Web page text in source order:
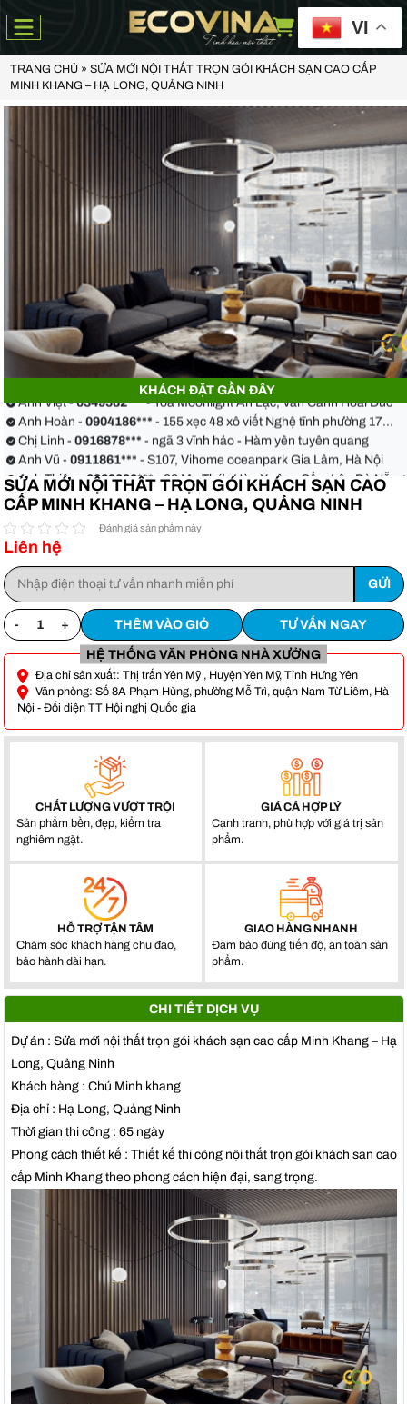
VI
TRANG CHỦ» SỬA MỚI NỘI THẤT TRỌN GÓI KHÁCH SẠN CAO CẤP
MINH KHANG – HẠ LONG, QUẢNG NINH
KHÁCH ĐẶT GẦN ĐÂY
Anh Thiện -0929090***- 23 Mẹ Thứ - Hòa Xuân - Cẩm Lệ - Đà Nẵng
0988068***- 56 Nguyễn Khang, Cầu Giấy
0349582***- Toà Moonlight An Lạc, Vân Canh Hoài Đức
Anh Hoàn -
- 155 xẹc 48 xô viết Nghệ tĩnh phường 17
quận Bình Thạnh
- ngã 3 vĩnh hảo - Hàm yên tuyên quang
Anh Vũ -
- S107, Vihome oceanpark Gia Lâm, Hà Nội
- 23 Mẹ Thứ - Hòa Xuân - Cẩm Lệ - Đà Nẵng
Chị Hoa -0988068***- 56 Nguyễn Khang, Cầu Giấy
Anh Việt -0349582***- Toà Moonlight An Lạc, Vân Canh Hoài Đức
Anh Hoàn - 0904186***- 155 xẹc 48 xô viết Nghệ tĩnh phường 17
quận Bình Thạnh
Chị Linh -
Anh Vũ -0911861***- S107, Vihome oceanpark Gia Lâm, Hà Nội
SỬA MỚI NỘI THẤT TRỌN GÓI KHÁCH SẠN CAO
CẤP MINH KHANG – HẠ LONG, QUẢNG NINH
Đánh giá sản phẩm này
Liên hệ
- + THÊM VÀO GIỎ TƯ VẤN NGAY
HỆ THỐNG VĂN PHÒNG NHÀ XƯỞNG
Địa chỉ sản xuất: Thị trấn Yên Mỹ , Huyện Yên Mỹ, Tỉnh Hưng Yên
Văn phòng: Số 8A Phạm Hùng, phường Mễ Trì, quận Nam Từ Liêm, Hà
Nội - Đối diện TT Hội nghị Quốc gia
CHẤT LƯỢNG VƯỢT TRỘI
Sản phẩm bền, đẹp, kiểm tra
nghiêm ngặt.
GIÁ CẢ HỢP LÝ
Cạnh tranh, phù hợp với giá trị sản
phẩm.
HỖ TRỢ TẬN TÂM
Chăm sóc khách hàng chu đáo,
bảo hành dài hạn.
GIAO HÀNG NHANH
Đảm bảo đúng tiến độ, an toàn sản
phẩm.
CHI TIẾT DỊCH VỤ
Dự án : Sửa mới nội thất trọn gói khách sạn cao cấp Minh Khang – Hạ
Long, Quảng Ninh
Khách hàng : Chú Minh khang
Địa chỉ : Hạ Long, Quảng Ninh
Thời gian thi công : 65 ngày
Phong cách thiết kế : Thiết kế thi công nội thất trọn gói khách sạn cao
cấp Minh Khang theo phong cách hiện đại, sang trọng.